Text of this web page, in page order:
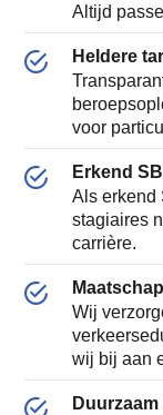
Altijd
Heldere
voor
Erkend
Als erkend
stagiaires
carrière.
Wij
wij bij aan